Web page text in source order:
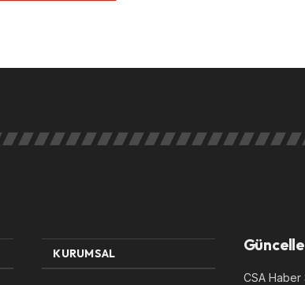
KURUMSAL
CSA